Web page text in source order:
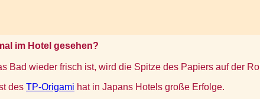
im Hotel gesehen?
Bad wieder frisch ist, wird die Spitze des Papiers auf der
des TP-Origami hat in Japans Hotels große Erfolge.